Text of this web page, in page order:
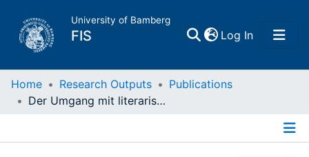
University of Bamberg
FIS Log In(current)
Home
Home Research Outputs
Publications
Der Umgang mit literarischen Texten als Teilkompetenz im Lesen? Dimensionsanalysen und Ländervergleiche